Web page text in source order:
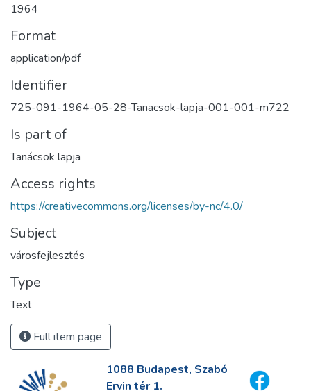
1964
Format
application/pdf
Identifier
725-091-1964-05-28-Tanacsok-lapja-001-001-m722
Is part of
Tanácsok lapja
Access rights
https://creativecommons.org/licenses/by-nc/4.0/
Subject
városfejlesztés
Type
Text
Full item page
1088 Budapest, Szabó
Ervin tér 1.